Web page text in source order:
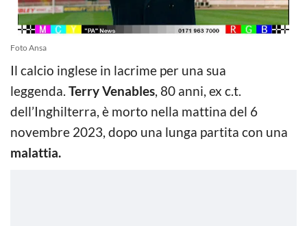
Foto Ansa
Il calcio inglese in lacrime per una sua
leggenda. Terry Venables, 80 anni, ex c.t.
dell’Inghilterra, è morto nella mattina del 6
novembre 2023, dopo una lunga partita con una
malattia.